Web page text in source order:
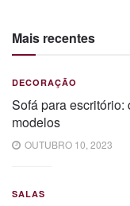
Mais recentes
DECORAÇÃO
Sofá para
modelos
OUTUBRO 10, 2023
SALAS